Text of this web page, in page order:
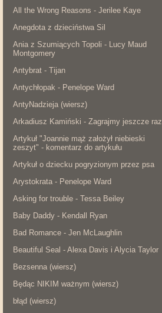
All the Wrong Reasons - Jerilee Kaye
Anegdota z dzieciństwa Sil
Ania z Szumiących Topoli - Lucy Maud
Montgomery
Antybrat - Tijan
Antychłopak - Penelope Ward
AntyNadzieja (wiersz)
Arkadiusz Kamiński - Zagrajmy jeszcze raz
Artykuł "Joannie mąż założył niebieski
zeszyt" - komentarz do artykułu
Artykuł o dziecku pogryzionym przez psa
Arystokrata - Penelope Ward
Asking for trouble - Tessa Beiley
Baby Daddy - Kendall Ryan
Bad Romance - Jen McLaughlin
Beautiful Seal - Alexa Davis i Alycia Taylor
Bezsenna (wiersz)
Będąc NIKIM ważnym (wiersz)
błąd (wiersz)